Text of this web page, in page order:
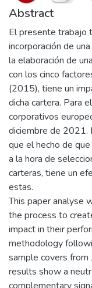
Abstract
El presente trabajo
incorporación de
la elaboración de
con los cinco
(2015), tiene un
dicha cartera. Para
corporativos
diciembre de 2021.
que el hecho de
a la hora de
carteras, tiene un
estas.
This paper analyse
the process to
impact in their
methodology
sample covers
results show a